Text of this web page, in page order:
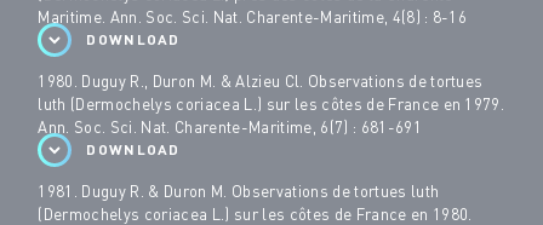
Maritime. Ann. Soc. Sci. Nat. Charente-Maritime, 4(8) : 8-16
DOWNLOAD
1980. Duguy R., Duron M. & Alzieu Cl. Observations de tortues
luth (Dermochelys coriacea L.) sur les côtes de France en 1979.
Ann. Soc. Sci. Nat. Charente-Maritime, 6(7) : 681-691
DOWNLOAD
1981. Duguy R. & Duron M. Observations de tortues luth
(Dermochelys coriacea L.) sur les côtes de France en 1980.